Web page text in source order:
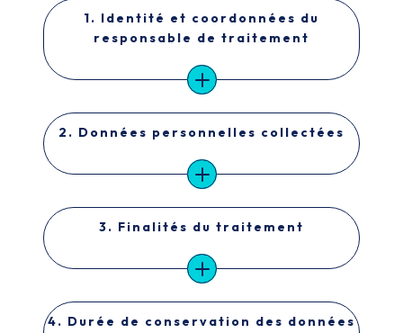
1. Identité et coordonnées du
responsable de traitement
2. Données personnelles collectées
3. Finalités du traitement
4. Durée de conservation des données